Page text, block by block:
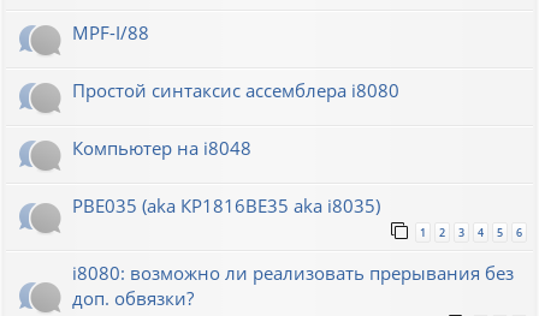
MPF-I/88
Простой синтаксис ассемблера i8080
Компьютер на i8048
РВЕ035 (aka КР1816ВЕ35 aka i8035)
1 2 3 4 5 6
i8080: возможно ли реализовать прерывания без
доп. обвязки?